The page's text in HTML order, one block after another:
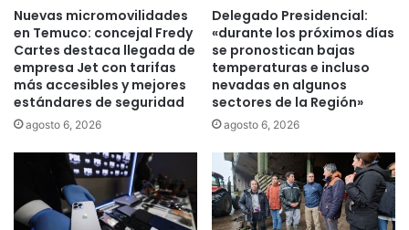
v
i
ó
n
d
e
C
f
r
e
n
t
e
a
t
Nuevas micromovilidades
en Temuco: concejal Fredy
Cartes destaca llegada de
empresa Jet con tarifas
más accesibles y mejores
estándares de seguridad
agosto 6, 2026
Delegado Presidencial:
«durante los próximos días
se pronostican bajas
temperaturas e incluso
nevadas en algunos
sectores de la Región»
agosto 6, 2026